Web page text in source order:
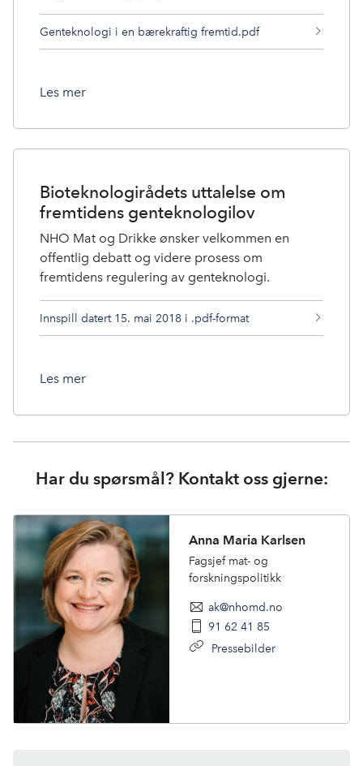
Genteknologi i en bærekraftig fremtid.pdf
Les mer
Bioteknologirådets uttalelse om
fremtidens genteknologilov
NHO Mat og Drikke ønsker velkommen en
offentlig debatt og videre prosess om
fremtidens regulering av genteknologi.
Innspill datert 15. mai 2018 i .pdf-format
Les mer
Har du spørsmål? Kontakt oss gjerne:
Anna Maria Karlsen
Fagsjef mat- og
forskningspolitikk
ak@nhomd.no
91 62 41 85
Pressebilder